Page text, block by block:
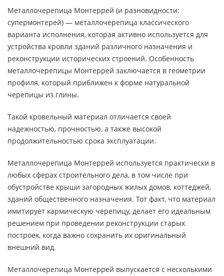
Металлочерепица Монтеррей (и разновидности:
супермонтерей) — металлочерепица классического
варианта исполнения, которая активно используется для
устройства кровли зданий различного назначения и
реконструкции исторических строений. Особенность
металлочерепицы Монтеррей заключается в геометрии
профиля, который приближен к форме натуральной
черепицы из глины.
Такой кровельный материал отличается своей
надежностью, прочностью, а также высокой
продолжительностью срока эксплуатации.
Металлочерепица Монтеррей используется практически в
любых сферах строительного дела, в том числе при
обустройстве крыши загородных жилых домов, коттеджей,
зданий общественного назначения. Тот факт, что материал
имитирует кармическую черепицу, делает его идеальным
решением при проведении реконструкции старых
построек, когда важно сохранить их оригинальный
внешний вид.
Металлочерепица Монтеррей выпускается с несколькими